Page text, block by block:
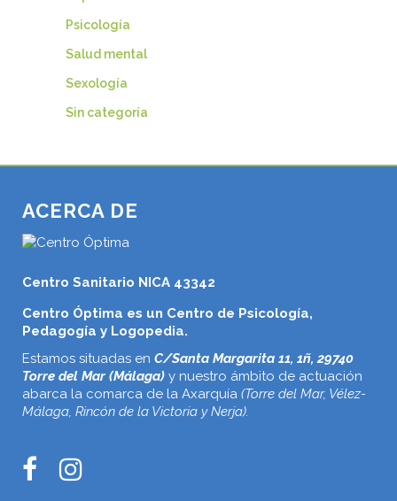
Psicología
Salud mental
Sexología
Sin categoría
ACERCA DE
Centro Sanitario NICA 43342
Centro Óptima es un Centro de Psicología,
Pedagogía y Logopedia.
Estamos situadas en C/Santa Margarita 11, 1ñ, 29740
Torre del Mar (Málaga) y nuestro ámbito de actuación
abarca la comarca de la Axarquía (Torre del Mar, Vélez-
Málaga, Rincón de la Victoria y Nerja).